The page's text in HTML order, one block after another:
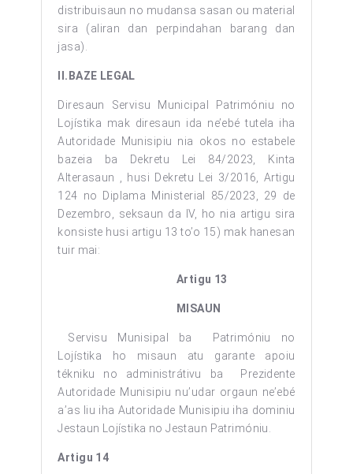
distribuisaun no mudansa sasan ou material
sira (aliran dan perpindahan barang dan
jasa).
II.BAZE LEGAL
Diresaun Servisu Municipal Patrimóniu no
Lojístika mak diresaun ida ne’ebé tutela iha
Autoridade Munisipiu nia okos no estabele
bazeia ba Dekretu Lei 84/2023, Kinta
Alterasaun , husi Dekretu Lei 3/2016, Artigu
124 no Diplama Ministerial 85/2023, 29 de
Dezembro, seksaun da IV, ho nia artigu sira
konsiste husi artigu 13 to’o 15) mak hanesan
tuir mai:
Artigu 13
MISAUN
Servisu Munisipal ba Patrimóniu no
Lojístika ho misaun atu garante apoiu
tékniku no administrátivu ba Prezidente
Autoridade Munisipiu nu’udar orgaun ne’ebé
a’as liu iha Autoridade Munisipiu iha dominiu
Jestaun Lojístika no Jestaun Patrimóniu.
Artigu 14